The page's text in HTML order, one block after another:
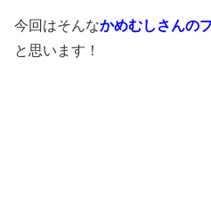
今回はそんなかめむしさんの
と思います！